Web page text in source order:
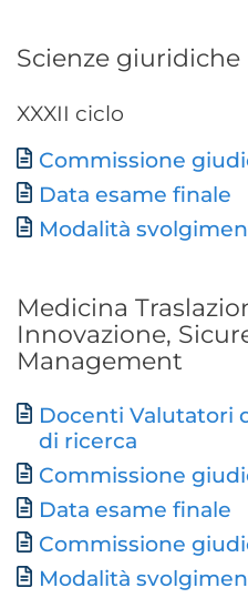
Scienze giuridiche
XXXII ciclo
Document
Commissione
Data esame finale
Modalità
Medicina
Innovazione,
Management
Document
Docenti Valutatori
di ricerca
Commissione
Data esame finale
Commissione
Modalità